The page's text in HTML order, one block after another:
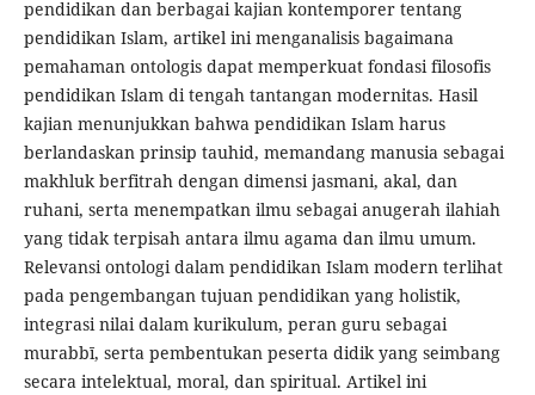
pendidikan dan berbagai kajian kontemporer tentang
pendidikan Islam, artikel ini menganalisis bagaimana
pemahaman ontologis dapat memperkuat fondasi filosofis
pendidikan Islam di tengah tantangan modernitas. Hasil
kajian menunjukkan bahwa pendidikan Islam harus
berlandaskan prinsip tauhid, memandang manusia sebagai
makhluk berfitrah dengan dimensi jasmani, akal, dan
ruhani, serta menempatkan ilmu sebagai anugerah ilahiah
yang tidak terpisah antara ilmu agama dan ilmu umum.
Relevansi ontologi dalam pendidikan Islam modern terlihat
pada pengembangan tujuan pendidikan yang holistik,
integrasi nilai dalam kurikulum, peran guru sebagai
murabbī, serta pembentukan peserta didik yang seimbang
secara intelektual, moral, dan spiritual. Artikel ini